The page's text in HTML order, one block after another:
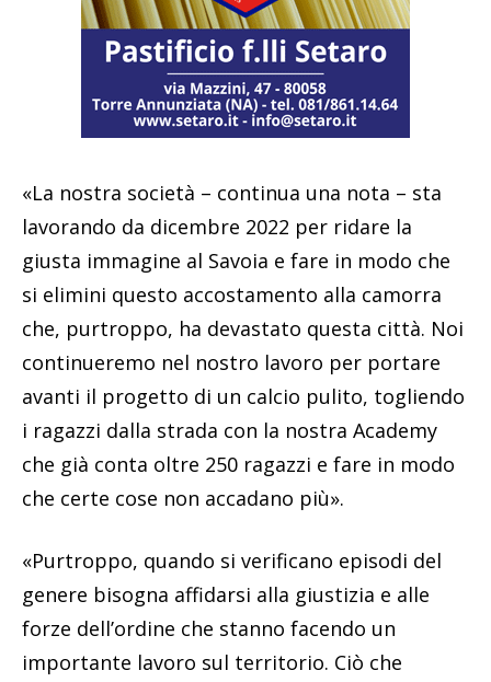
«La nostra società – continua una nota – sta
lavorando da dicembre 2022 per ridare la
giusta immagine al Savoia e fare in modo che
si elimini questo accostamento alla camorra
che, purtroppo, ha devastato questa città. Noi
continueremo nel nostro lavoro per portare
avanti il progetto di un calcio pulito, togliendo
i ragazzi dalla strada con la nostra Academy
che già conta oltre 250 ragazzi e fare in modo
che certe cose non accadano più».
«Purtroppo, quando si verificano episodi del
genere bisogna affidarsi alla giustizia e alle
forze dell’ordine che stanno facendo un
importante lavoro sul territorio. Ciò che